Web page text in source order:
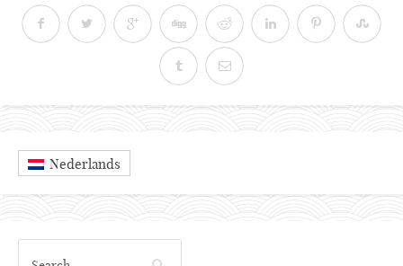
Nederlands